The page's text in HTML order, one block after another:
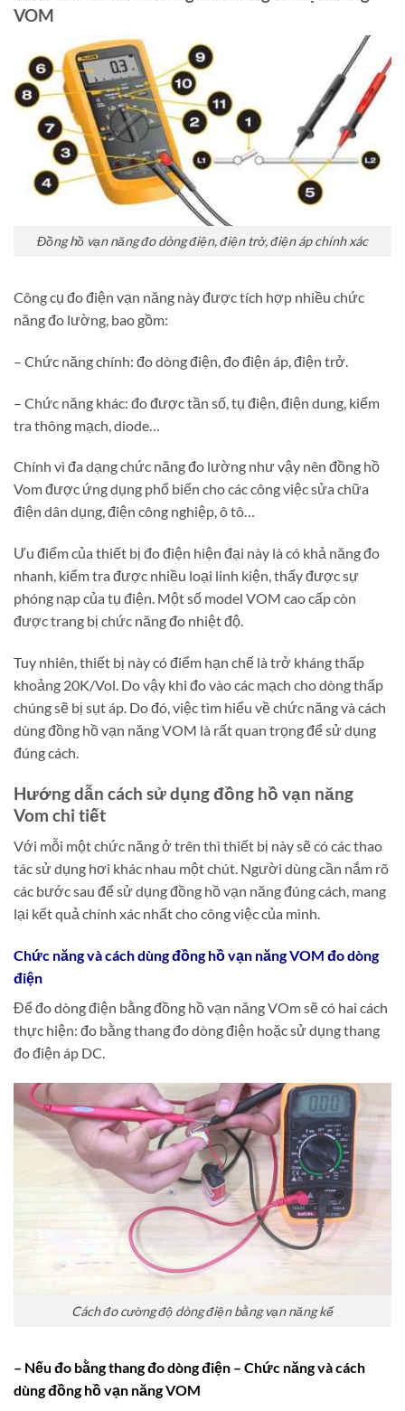
VOM
Đồng hồ vạn năng đo dòng điện, điện trở, điện áp chính xác
Công cụ đo điện vạn năng này được tích hợp nhiều chức
năng đo lường, bao gồm:
– Chức năng chính: đo dòng điện, đo điện áp, điện trở.
– Chức năng khác: đo được tần số, tụ điện, điện dung, kiểm
tra thông mạch, diode…
Chính vì đa dạng chức năng đo lường như vậy nên đồng hồ
Vom được ứng dụng phổ biến cho các công việc sửa chữa
điện dân dụng, điện công nghiệp, ô tô…
Ưu điểm của thiết bị đo điện hiện đại này là có khả năng đo
nhanh, kiểm tra được nhiều loại linh kiện, thấy được sự
phóng nạp của tụ điện. Một số model VOM cao cấp còn
được trang bị chức năng đo nhiệt độ.
Tuy nhiên, thiết bị này có điểm hạn chế là trở kháng thấp
khoảng 20K/Vol. Do vậy khi đo vào các mạch cho dòng thấp
chúng sẽ bị sụt áp. Do đó, việc tìm hiểu về chức năng và cách
dùng đồng hồ vạn năng VOM là rất quan trọng để sử dụng
đúng cách.
Hướng dẫn cách sử dụng đồng hồ vạn năng
Vom chi tiết
Với mỗi một chức năng ở trên thì thiết bị này sẽ có các thao
tác sử dụng hơi khác nhau một chút. Người dùng cần nắm rõ
các bước sau để sử dụng đồng hồ vạn năng đúng cách, mang
lại kết quả chính xác nhất cho công việc của mình.
Chức năng và cách dùng đồng hồ vạn năng VOM đo dòng
điện
Để đo dòng điện bằng đồng hồ vạn năng VOm sẽ có hai cách
thực hiện: đo bằng thang đo dòng điện hoặc sử dụng thang
đo điện áp DC.
Cách đo cường độ dòng điện bằng vạn năng kế
– Nếu đo bằng thang đo dòng điện – Chức năng và cách
dùng đồng hồ vạn năng VOM